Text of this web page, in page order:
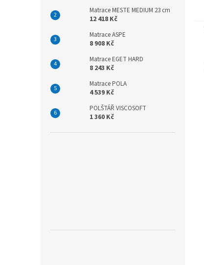
Matrace MESTE MEDIUM 23 cm
12 418 Kč
Matrace ASPE
8 908 Kč
Matrace EGET HARD
8 243 Kč
Matrace POLA
4 539 Kč
POLŠTÁŘ VISCOSOFT
1 360 Kč